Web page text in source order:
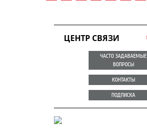
ЦЕНТР СВЯЗИ
ЧАСТО ЗАДАВАЕМЫЕ
ВОПРОСЫ
КОНТАКТЫ
ПОДПИСКА